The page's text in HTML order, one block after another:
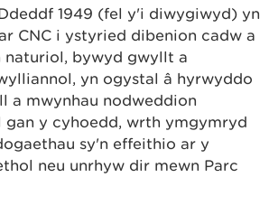
Ddeddf 1949 (fel y'i diwygiwyd) yn
CNC i ystyried dibenion cadw a
naturiol, bywyd gwyllt a
yn ogystal â hyrwyddo
a mwynhau nodweddion
gan y cyhoedd, wrth ymgymryd
sy'n effeithio ar y
neu unrhyw dir mewn Parc